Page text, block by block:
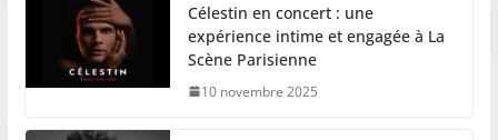
Célestin en concert : une
expérience intime et engagée à La
Scène Parisienne
10 novembre 2025